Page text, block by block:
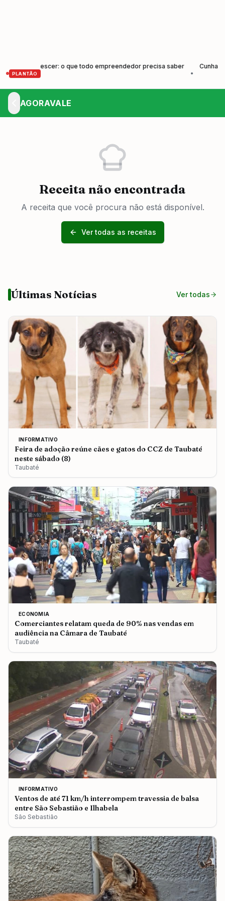
PLANTÃO
e Crescer: o que todo empreendedor precisa saber
Cunha forma
AGORAVALE
Receita não encontrada
A receita que você procura não está disponível.
Ver todas as receitas
Últimas Notícias Ver todas
INFORMATIVO
Feira de adoção reúne cães e gatos do CCZ de Taubaté
neste sábado (8)
Taubaté
ECONOMIA
Comerciantes relatam queda de 90% nas vendas em
audiência na Câmara de Taubaté
Taubaté
INFORMATIVO
Ventos de até 71 km/h interrompem travessia de balsa
entre São Sebastião e Ilhabela
São Sebastião